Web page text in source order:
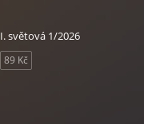
I. světová 1/2026
89 Kč